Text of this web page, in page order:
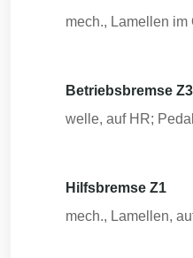
mech., Lamellen im
Betriebsbremse Z3
welle, auf HR; Pedal
Hilfsbremse Z1
mech., Lamellen,